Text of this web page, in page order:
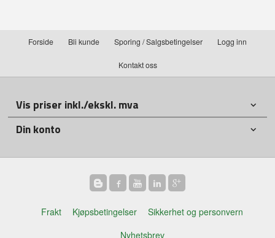
Forside Bli kunde Sporing / Salgsbetingelser Logg inn
Kontakt oss
Vis priser inkl./ekskl. mva
Din konto
Frakt Kjøpsbetingelser
Sikkerhet og personvern
Nyhetsbrev